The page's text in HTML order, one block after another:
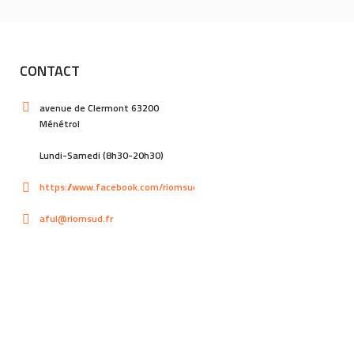
CONTACT
avenue de Clermont 63200
Ménétrol
Lundi-Samedi (8h30-20h30)
https://www.facebook.com/riomsud
aful@riomsud.fr